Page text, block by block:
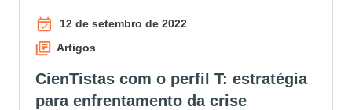
12 de setembro de 2022
Artigos
CienTistas com o perfil T: estratégia
para enfrentamento da crise